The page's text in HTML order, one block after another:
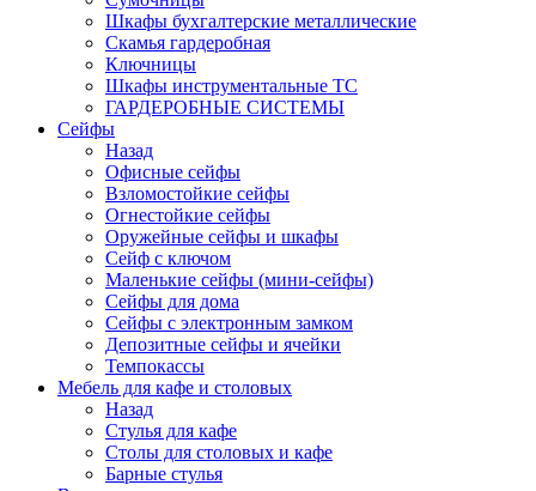
Шкафы бухгалтерские металлические
Скамья гардеробная
Ключницы
Шкафы инструментальные ТС
ГАРДЕРОБНЫЕ СИСТЕМЫ
Сейфы
Назад
Офисные сейфы
Взломостойкие сейфы
Огнестойкие сейфы
Оружейные сейфы и шкафы
Сейф с ключом
Маленькие сейфы (мини-сейфы)
Сейфы для дома
Сейфы с электронным замком
Депозитные сейфы и ячейки
Темпокассы
Мебель для кафе и столовых
Назад
Стулья для кафе
Столы для столовых и кафе
Барные стулья